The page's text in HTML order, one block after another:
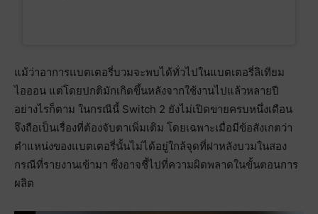
แม้ว่าอาการแบตเตอรี่บวมจะพบได้ทั่วไปในแบตเตอรี่ลิเทียม
ไอออน แต่โดยปกติมักเกิดขึ้นหลังจากใช้งานไปแล้วหลายปี
อย่างไรก็ตาม ในกรณีนี้ Switch 2 ยังไม่เปิดขายครบหนึ่งเดือน
จึงถือเป็นเรื่องที่ต้องจับตาเพิ่มเติม โดยเฉพาะเมื่อมีข้อสังเกตว่า
ตำแหน่งของแบตเตอรี่นั้นไม่ได้อยู่ใกล้จุดที่ฝาหลังบวมในสอง
กรณีที่รายงานเข้ามา ซึ่งอาจชี้ไปที่ความผิดพลาดในขั้นตอนการ
ผลิต